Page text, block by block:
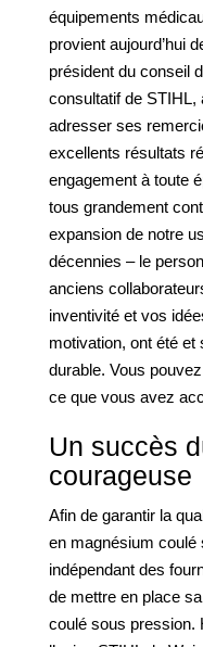
équipements
provient aujourd’hui
président du conseil
consultatif de STIHL,
adresser ses
excellents résultats
engagement à toute
tous grandement
expansion de notre
décennies – le
anciens
inventivité et vos
motivation, ont été
durable. Vous
ce que vous avez
Un succès
courageuse
Afin de garantir la
en magnésium coulé
indépendant des
de mettre en place
coulé sous pression.